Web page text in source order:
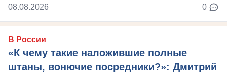
08.08.2026 0
В России
«К чему такие наложившие полные
штаны, вонючие посредники?»: Дмитрий